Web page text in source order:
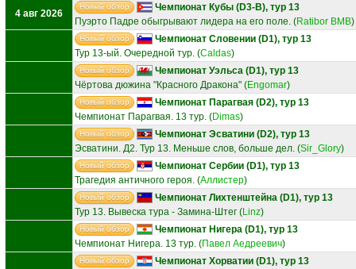
4 авг 2026
Новый обзор
Чемпионат Кубы (D3-B), тур 13
Пуэрто Падре обыгрывают лидера на его поле. (Ratibor BMB)
Новый обзор
Чемпионат Словении (D1), тур 13
Тур 13-ый. Очередной тур. (Caldas)
Новый обзор
Чемпионат Уэльса (D1), тур 13
Чёртова дюжина "Красного Дракона" (Engomar)
Новый обзор
Чемпионат Парагвая (D2), тур 13
Чемпионат Парагвая. 13 тур. (Dimas)
Новый обзор
Чемпионат Эсватини (D2), тур 13
Эсватини. Д2. Тур 13. Меньше слов, больше дел. (Sir_Glory)
Новый обзор
Чемпионат Сербии (D1), тур 13
Трагедия античного героя. (Аллистер)
Новый обзор
Чемпионат Лихтенштейна (D1), тур 13
Тур 13. Вывеска тура - Замина-Штег (Linz)
Новый обзор
Чемпионат Нигера (D1), тур 13
Чемпионат Нигера. 13 тур. (Павел Аедреевич)
Новый обзор
Чемпионат Хорватии (D1), тур 13